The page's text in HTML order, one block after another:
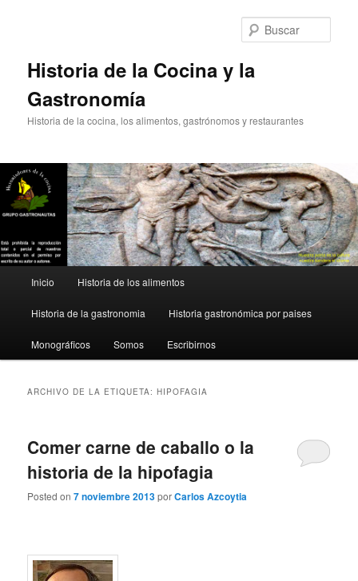
Historia de la Cocina y la
Gastronomía
Historia de la cocina, los alimentos, gastrónomos y restaurantes
principal
Inicio Historia de los alimentos
Historia de la gastronomia Historia gastronómica por paises
Monográficos Somos Escribirnos
ARCHIVO DE LA ETIQUETA:HIPOFAGIA
Comer carne de caballo o la
historia de la hipofagia
Posted on7 noviembre 2013porCarlos Azcoytia